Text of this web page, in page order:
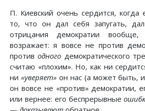
П. Киевский очень сердится, когда
то, что он дал себя запугать,
отрицания демократии
возражает: я вовсе не против
противодного демократического
считаю «плохим». Но, как ни
ни «уверяет»он нас (а может быть, и
он вовсе не «против» демократии,
или вернее: его беспрерывные